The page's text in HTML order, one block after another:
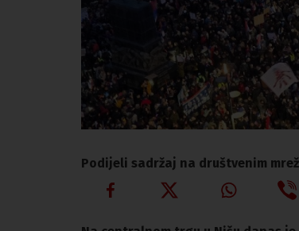
Podijeli sadržaj na društvenim